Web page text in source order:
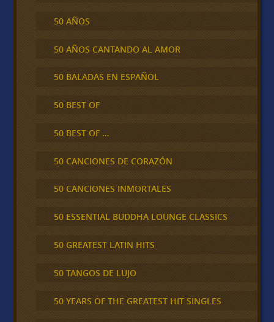
50 AÑOS
50 AÑOS CANTANDO AL AMOR
50 BALADAS EN ESPAÑOL
50 BEST OF
50 BEST OF …
50 CANCIONES DE CORAZÓN
50 CANCIONES INMORTALES
50 ESSENTIAL BUDDHA LOUNGE CLASSICS
50 GREATEST LATIN HITS
50 TANGOS DE LUJO
50 YEARS OF THE GREATEST HIT SINGLES